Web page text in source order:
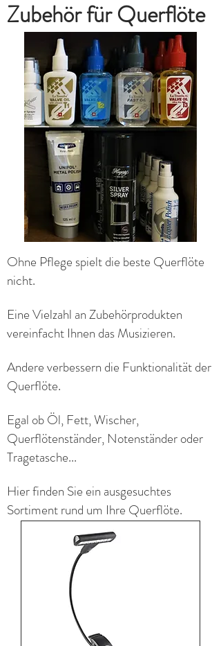
Zubehör für Querflöte
Ohne Pflege spielt die beste Querflöte
nicht.
Eine Vielzahl an Zubehörprodukten
vereinfacht Ihnen das Musizieren.
Andere verbessern die Funktionalität der
Querflöte.
Egal ob Öl, Fett, Wischer,
Querflötenständer, Notenständer oder
Tragetasche...
Hier finden Sie ein ausgesuchtes
Sortiment rund um Ihre Querflöte.